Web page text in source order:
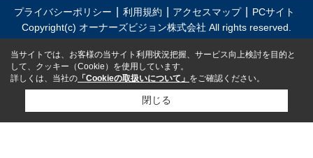
プライバシーポリシー 利用規約 アクセスマップ
PCサイト
Copyright(c) オーナーズビジョン株式会社 All rights reserved.
当サイトでは、お客様の当サイト利用状況把握、サービス向上検討を目的と
して、クッキー（Cookie）を使用しています。
詳しくは、当社の 「Cookieの取扱いについて」 をご確認ください。
閉じる